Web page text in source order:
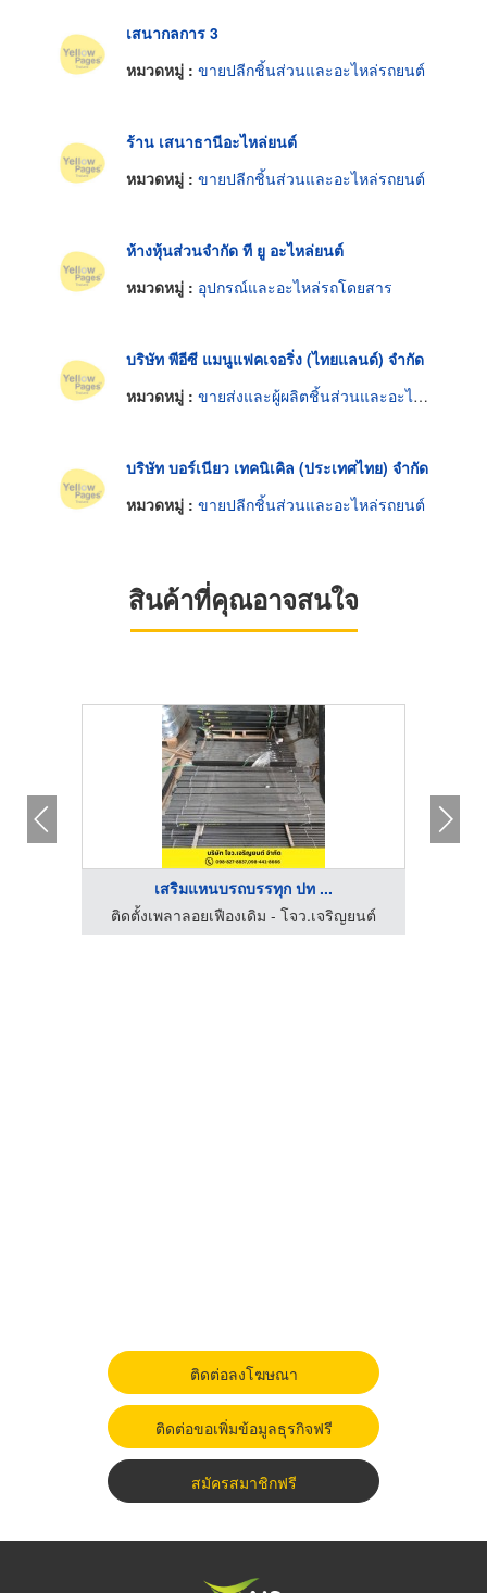
เสนากลการ 3
หมวดหมู่ : ขายปลีกชิ้นส่วนและอะไหล่รถยนต์
ร้าน เสนาธานีอะไหล่ยนต์
หมวดหมู่ : ขายปลีกชิ้นส่วนและอะไหล่รถยนต์
ห้างหุ้นส่วนจำกัด ที ยู อะไหล่ยนต์
หมวดหมู่ : อุปกรณ์และอะไหล่รถโดยสาร
บริษัท พีอีซี แมนูแฟคเจอริ่ง (ไทยแลนด์) จำกัด
หมวดหมู่ : ขายส่งและผู้ผลิตชิ้นส่วนและอะไหล่รถยนต์
บริษัท บอร์เนียว เทคนิเคิล (ประเทศไทย) จำกัด
หมวดหมู่ : ขายปลีกชิ้นส่วนและอะไหล่รถยนต์
สินค้าที่คุณอาจสนใจ
เสริมแหนบรถบรรทุก ปท ...
ติดตั้งเพลาลอยเฟืองเดิม - โจว.เจริญยนต์
ติดต่อลงโฆษณา
ติดต่อขอเพิ่มข้อมูลธุรกิจฟรี
สมัครสมาชิกฟรี